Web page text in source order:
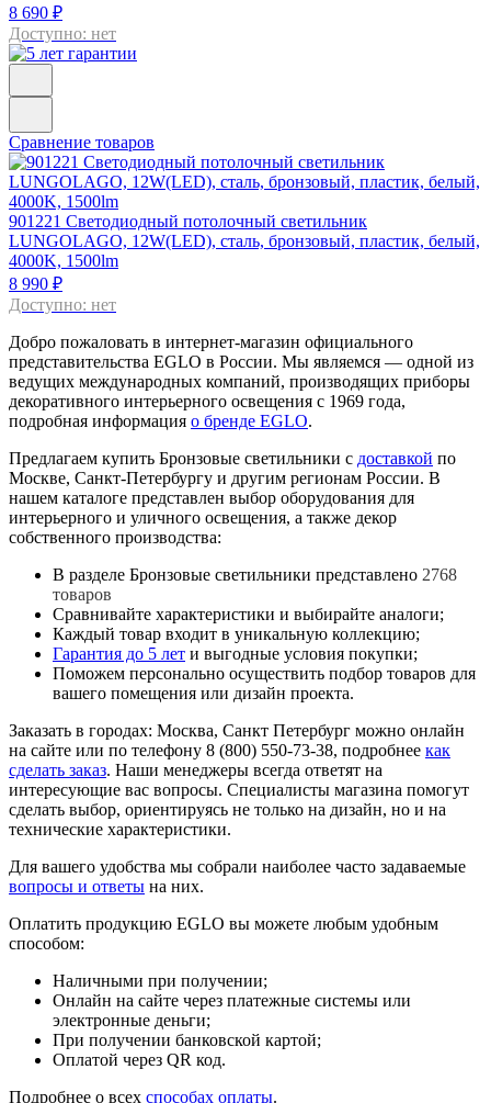
8 690 ₽
Доступно: нет
Сравнение товаров
901221 Светодиодный потолочный светильник
LUNGOLAGO, 12W(LED), сталь, бронзовый, пластик, белый,
4000K, 1500lm
8 990 ₽
Доступно: нет
Добро пожаловать в интернет-магазин официального
представительства EGLO в России. Мы являемся — одной из
ведущих международных компаний, производящих приборы
декоративного интерьерного освещения с 1969 года,
подробная информация о бренде EGLO.
Предлагаем купить Бронзовые светильники с доставкой по
Москве, Санкт-Петербургу и другим регионам России. В
нашем каталоге представлен выбор оборудования для
интерьерного и уличного освещения, а также декор
собственного производства:
В разделе Бронзовые светильники представлено 2768
товаров
Сравнивайте характеристики и выбирайте аналоги;
Каждый товар входит в уникальную коллекцию;
Гарантия до 5 лет и выгодные условия покупки;
Поможем персонально осуществить подбор товаров для
вашего помещения или дизайн проекта.
Заказать в городах: Москва, Санкт Петербург можно онлайн
на сайте или по телефону 8 (800) 550-73-38, подробнее как
сделать заказ. Наши менеджеры всегда ответят на
интересующие вас вопросы. Специалисты магазина помогут
сделать выбор, ориентируясь не только на дизайн, но и на
технические характеристики.
Для вашего удобства мы собрали наиболее часто задаваемые
вопросы и ответы на них.
Оплатить продукцию EGLO вы можете любым удобным
способом:
Наличными при получении;
Онлайн на сайте через платежные системы или
электронные деньги;
При получении банковской картой;
Оплатой через QR код.
Подробнее о всех способах оплаты.